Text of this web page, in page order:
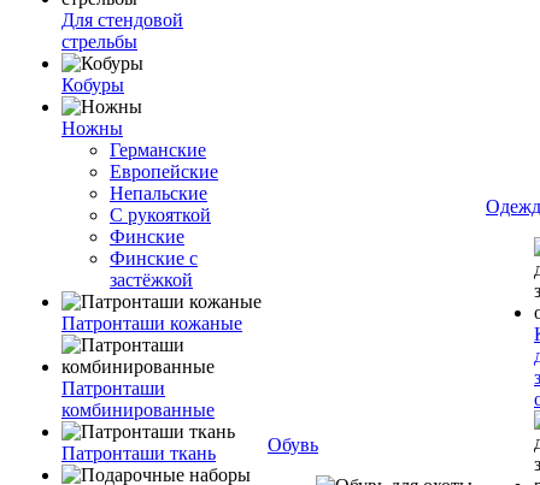
Для стендовой
стрельбы
Кобуры
Ножны
Германские
Европейские
Непальские
С рукояткой
Финские
Финские с
застёжкой
Патронташи кожаные
Патронташи
комбинированные
Патронташи ткань Обувь